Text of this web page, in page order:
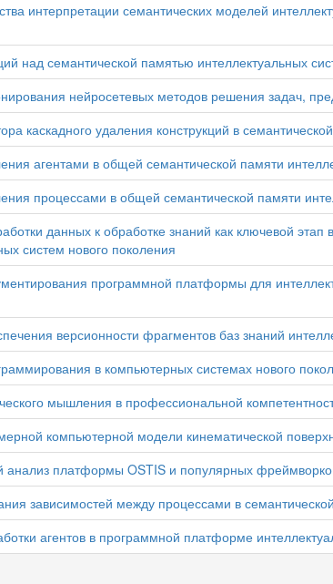
интерпретации семантических моделей
над семантической памятью интеллектуальных
нейросетевых методов решения задач,
каскадного удаления конструкций в
агентами в общей семантической памяти
процессами в общей семантической памяти
данных к обработке знаний как ключевой этап
систем нового поколения
программной платформы для
версионности фрагментов баз знаний
в компьютерных системах нового
мышления в профессиональной
компьютерной модели кинематической
анализ платформы OSTIS и популярных
зависимостей между процессами в
агентов в программной платформе